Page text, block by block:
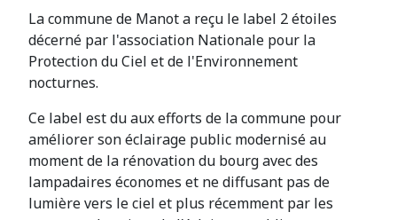
La commune de Manot a reçu le label 2 étoiles
décerné par l'association Nationale pour la
Protection du Ciel et de l'Environnement
nocturnes.
Ce label est du aux efforts de la commune pour
améliorer son éclairage public modernisé au
moment de la rénovation du bourg avec des
lampadaires économes et ne diffusant pas de
lumière vers le ciel et plus récemment par les